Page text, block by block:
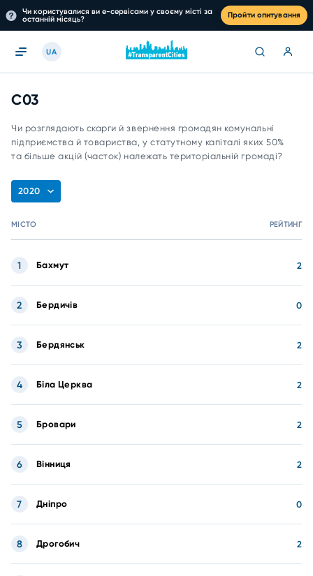
Чи користувалися ви е-сервісами у своєму місті за
останній місяць?
Пройти опитування
UA
C03
Чи розглядають скарги й звернення громадян комунальні
підприємства й товариства, у статутному капіталі яких 50%
та більше акцій (часток) належать територіальній громаді?
2020
МІСТО РЕЙТИНГ
Бахмут 2
1
Бердичів 0
2
Бердянськ 2
3
Біла Церква 2
4
Бровари 2
5
Вінниця 2
6
Дніпро 0
7
Дрогобич 2
8